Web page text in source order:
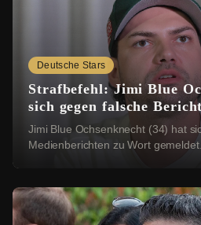
Deutsche Stars
Strafbefehl: Jimi Blue
sich gegen falsche
Jimi Blue Ochsenknecht (34) hat
Medienberichten zu Wort